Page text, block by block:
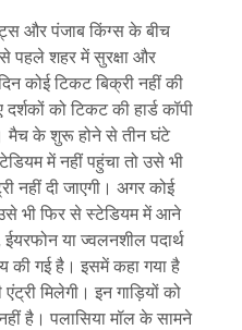
और पंजाब किंग्स के बीच
पहले शहर में सुरक्षा और
कोई टिकट बिक्री नहीं की
को टिकट की हार्ड कॉपी
मैच के शुरू होने से तीन घंटे
में नहीं पहुंचा तो उसे भी
नहीं दी जाएगी। अगर कोई
उसे भी फिर से स्टेडियम में आने
या ज्वलनशील पदार्थ
की गई है। इसमें कहा गया है
मिलेगी। इन गाड़ियों को
नहीं है। पलासिया मॉल के सामने